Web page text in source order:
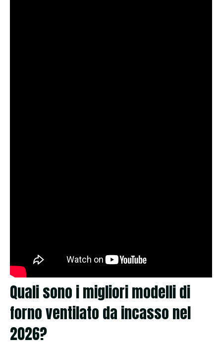
Quali sono i migliori modelli di
forno ventilato da incasso nel
2026?